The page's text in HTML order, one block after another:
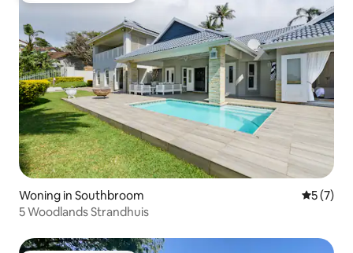
Woning in Southbroom
5 (7)
5 Woodlands Strandhuis